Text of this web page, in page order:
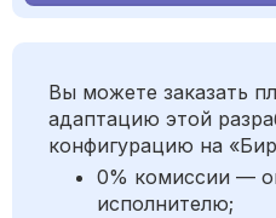
Вы можете заказать
адаптацию этой
конфигурацию на
0% комиссии —
исполнителю;